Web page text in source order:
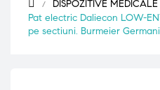
DISPOZITIVE MEDICALE
Pat electric Daliecon LOW-
pe sectiuni. Burmeier